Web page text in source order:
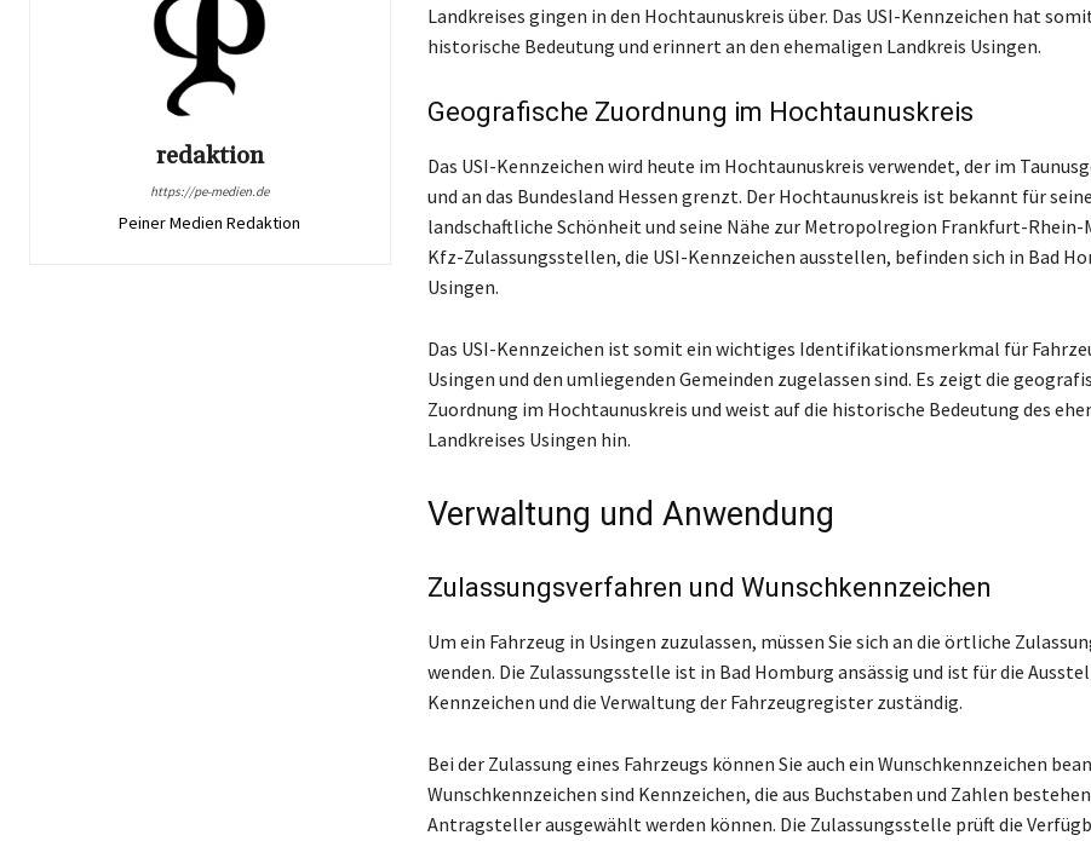
redaktion
https://pe-medien.de
Peiner Medien Redaktion
Landkreises gingen in den Hochtaunuskreis über. Das USI-Kennzeichen hat
historische Bedeutung und erinnert an den ehemaligen Landkreis Usingen.
Geografische Zuordnung im Hochtaunuskreis
Das USI-Kennzeichen wird heute im Hochtaunuskreis verwendet, der im
und an das Bundesland Hessen grenzt. Der Hochtaunuskreis ist bekannt für seine
landschaftliche Schönheit und seine Nähe zur Metropolregion Frankfurt-Rhein-
Kfz-Zulassungsstellen, die USI-Kennzeichen ausstellen, befinden sich in Bad
Usingen.
Das USI-Kennzeichen ist somit ein wichtiges Identifikationsmerkmal für
Usingen und den umliegenden Gemeinden zugelassen sind. Es zeigt die
Zuordnung im Hochtaunuskreis und weist auf die historische Bedeutung des
Landkreises Usingen hin.
Verwaltung und Anwendung
Zulassungsverfahren und Wunschkennzeichen
Um ein Fahrzeug in Usingen zuzulassen, müssen Sie sich an die örtliche
wenden. Die Zulassungsstelle ist in Bad Homburg ansässig und ist für die
Kennzeichen und die Verwaltung der Fahrzeugregister zuständig.
Bei der Zulassung eines Fahrzeugs können Sie auch ein Wunschkennzeichen
Wunschkennzeichen sind Kennzeichen, die aus Buchstaben und Zahlen
Antragsteller ausgewählt werden können. Die Zulassungsstelle prüft die